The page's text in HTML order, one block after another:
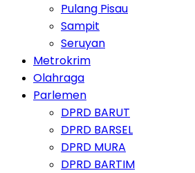
Pulang Pisau
Sampit
Seruyan
Metrokrim
Olahraga
Parlemen
DPRD BARUT
DPRD BARSEL
DPRD MURA
DPRD BARTIM